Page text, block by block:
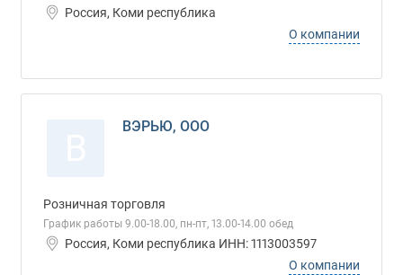
Россия, Коми республика
О компании
ВЭРЬЮ, ООО
Розничная торговля
График работы 9.00-18.00, пн-пт, 13.00-14.00 обед
Россия, Коми республика ИНН: 1113003597
О компании